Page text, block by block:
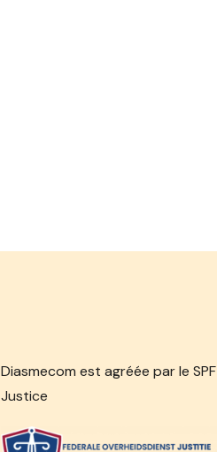
Diasmecom est agréée par le SPF
Justice